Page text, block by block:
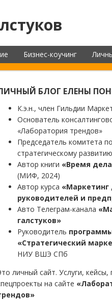
Бизнес-коучинг
БЛОГ ЕЛЕНЫ
К.э.н., член Гильдии
Основатель
«Лаборатория трендов»
Председатель комитета
стратегическому
Автор книги «Время
(МИФ, 2024)
Автор курса «Маркетинг
руководителей и
Авто Телеграм-канала
галстуков»
Руководитель
«Стратегический
НИУ ВШЭ СПб
личный сайт. Услуги, кейсы,
на сайте